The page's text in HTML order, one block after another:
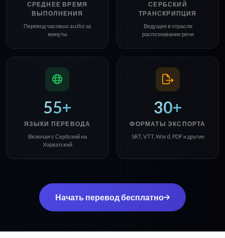
СРЕДНЕЕ ВРЕМЯ
ВЫПОЛНЕНИЯ
Перевод часовых audio за
минуты
СЕРБСКИЙ
ТРАНСКРИПЦИЯ
Ведущее в отрасли
распознавание речи
55+
ЯЗЫКИ ПЕРЕВОДА
Включая с Сербский на
Хорватский
30+
ФОРМАТЫ ЭКСПОРТА
SRT, VTT, Word, PDF и другие
Начать перевод бесплатно